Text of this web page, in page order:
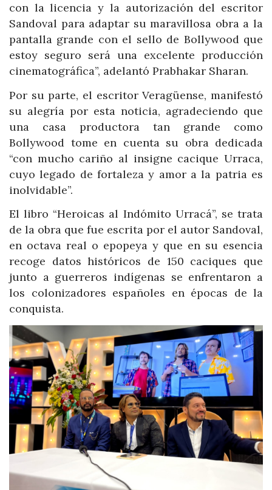
con la licencia y la autorización del escritor
Sandoval para adaptar su maravillosa obra a la
pantalla grande con el sello de Bollywood que
estoy seguro será una excelente producción
cinematográfica”, adelantó Prabhakar Sharan.
Por su parte, el escritor Veragüense, manifestó
su alegría por esta noticia, agradeciendo que
una casa productora tan grande como
Bollywood tome en cuenta su obra dedicada
“con mucho cariño al insigne cacique Urraca,
cuyo legado de fortaleza y amor a la patria es
inolvidable”.
El libro “Heroicas al Indómito Urracá”, se trata
de la obra que fue escrita por el autor Sandoval,
en octava real o epopeya y que en su esencia
recoge datos históricos de 150 caciques que
junto a guerreros indígenas se enfrentaron a
los colonizadores españoles en épocas de la
conquista.